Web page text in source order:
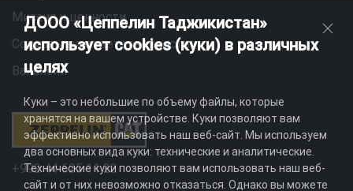
Миссия и ценности
Социальная ответственность
Вакансии
+992 44 625 11 22
ДООО «Цеппелин Таджикистан»
использует cookies (куки) в различных
целях
Куки – это небольшие по объему файлы, которые
хранятся на вашем устройстве. Куки позволяют вам
эффективно использовать наш веб-сайт. Мы используем
два основных вида куки: технические и аналитические.
Технические куки позволяют вам использовать наш веб-
сайт и от них невозможно отказаться. Однако вы можете